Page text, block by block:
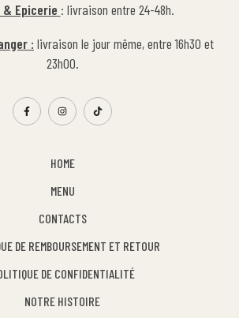
HOME
MENU
CONTACTS
DE REMBOURSEMENT ET RETOUR
DE CONFIDENTIALITÉ
NOTRE HISTOIRE
Epicerie : livraison entre 24-48h.
: livraison le jour même, entre 16h30 et
23h00.